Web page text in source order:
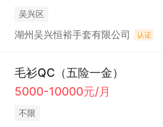
吴兴区
湖州吴兴恒裕手套有限公司 认证
毛衫QC（五险一金）
5000-10000元/月
不限